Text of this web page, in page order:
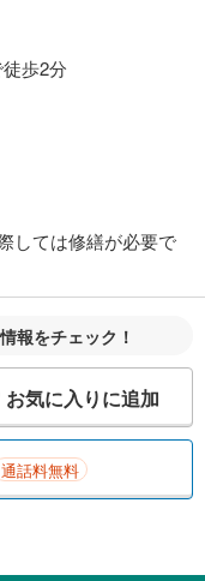
歩2分
しては修繕が必要で
報をチェック！
お気に入りに追加
通話料無料